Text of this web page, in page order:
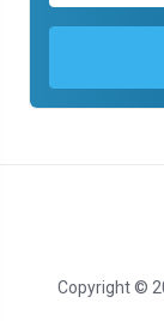
Copyright ©